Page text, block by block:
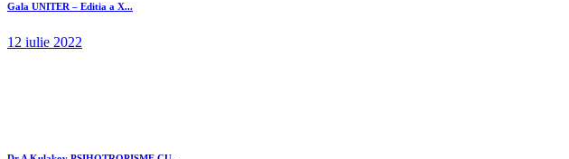
Gala UNITER – Editia a X...
12 iulie 2022